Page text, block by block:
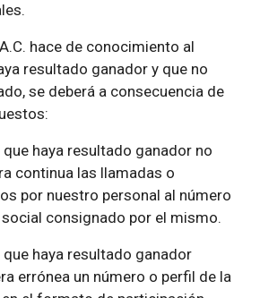
hace de conocimiento al
resultado ganador y que no
se deberá a consecuencia de
haya resultado ganador no
continua las llamadas o
por nuestro personal al número
consignado por el mismo.
haya resultado ganador
errónea un número o perfil de la